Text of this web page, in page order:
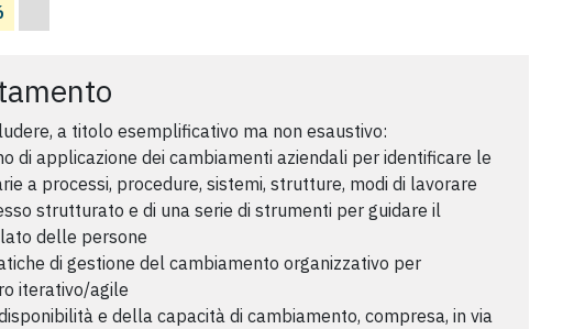
a titolo esemplificativo ma non esaustivo:
di applicazione dei cambiamenti aziendali per identificare le
a processi, procedure, sistemi, strutture, modi di lavorare
strutturato e di una serie di strumenti per guidare il
delle persone
di gestione del cambiamento organizzativo per
iterativo/agile
e della capacità di cambiamento, compresa, in via